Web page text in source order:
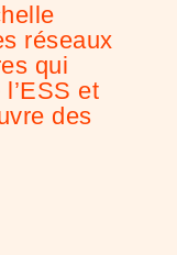
réseaux
qui
et
des